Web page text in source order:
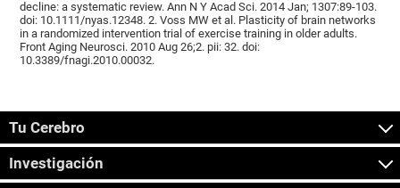
decline: a systematic review. Ann N Y Acad Sci. 2014 Jan; 1307:89-103.
doi: 10.1111/nyas.12348. 2. Voss MW et al. Plasticity of brain networks
in a randomized intervention trial of exercise training in older adults.
Front Aging Neurosci. 2010 Aug 26;2. pii: 32. doi:
10.3389/fnagi.2010.00032.
Tu Cerebro
Investigación